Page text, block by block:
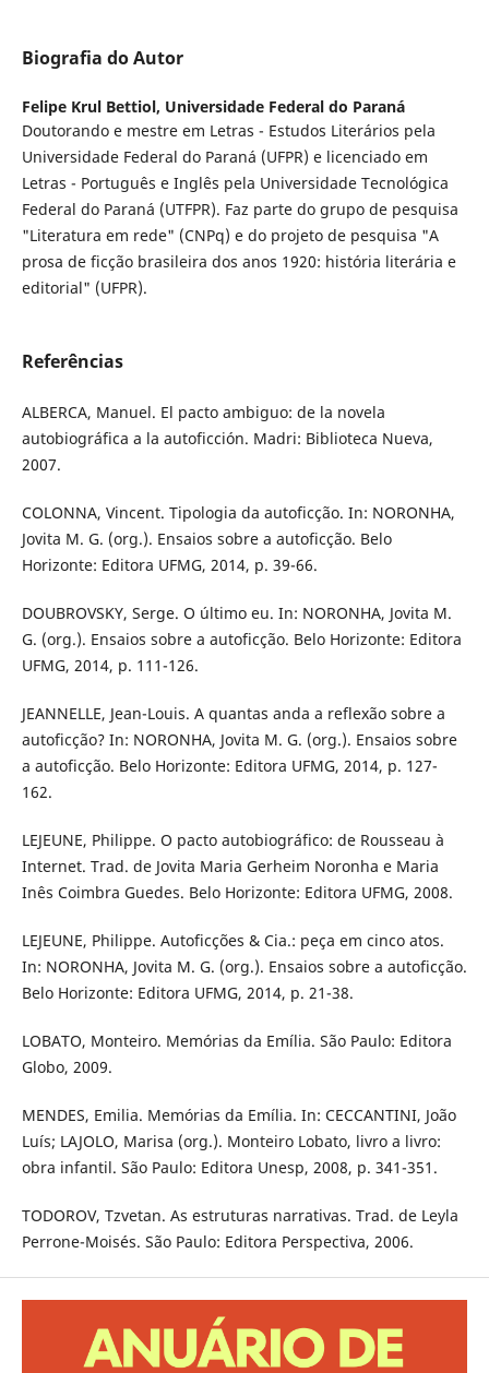
Biografia do Autor
Felipe Krul Bettiol, Universidade Federal do Paraná
Doutorando e mestre em Letras - Estudos Literários pela
Universidade Federal do Paraná (UFPR) e licenciado em
Letras - Português e Inglês pela Universidade Tecnológica
Federal do Paraná (UTFPR). Faz parte do grupo de pesquisa
"Literatura em rede" (CNPq) e do projeto de pesquisa "A
prosa de ficção brasileira dos anos 1920: história literária e
editorial" (UFPR).
Referências
ALBERCA, Manuel. El pacto ambiguo: de la novela
autobiográfica a la autoficción. Madri: Biblioteca Nueva,
2007.
COLONNA, Vincent. Tipologia da autoficção. In: NORONHA,
Jovita M. G. (org.). Ensaios sobre a autoficção. Belo
Horizonte: Editora UFMG, 2014, p. 39-66.
DOUBROVSKY, Serge. O último eu. In: NORONHA, Jovita M.
G. (org.). Ensaios sobre a autoficção. Belo Horizonte: Editora
UFMG, 2014, p. 111-126.
JEANNELLE, Jean-Louis. A quantas anda a reflexão sobre a
autoficção? In: NORONHA, Jovita M. G. (org.). Ensaios sobre
a autoficção. Belo Horizonte: Editora UFMG, 2014, p. 127-
162.
LEJEUNE, Philippe. O pacto autobiográfico: de Rousseau à
Internet. Trad. de Jovita Maria Gerheim Noronha e Maria
Inês Coimbra Guedes. Belo Horizonte: Editora UFMG, 2008.
LEJEUNE, Philippe. Autoficções & Cia.: peça em cinco atos.
In: NORONHA, Jovita M. G. (org.). Ensaios sobre a autoficção.
Belo Horizonte: Editora UFMG, 2014, p. 21-38.
LOBATO, Monteiro. Memórias da Emília. São Paulo: Editora
Globo, 2009.
MENDES, Emilia. Memórias da Emília. In: CECCANTINI, João
Luís; LAJOLO, Marisa (org.). Monteiro Lobato, livro a livro:
obra infantil. São Paulo: Editora Unesp, 2008, p. 341-351.
TODOROV, Tzvetan. As estruturas narrativas. Trad. de Leyla
Perrone-Moisés. São Paulo: Editora Perspectiva, 2006.